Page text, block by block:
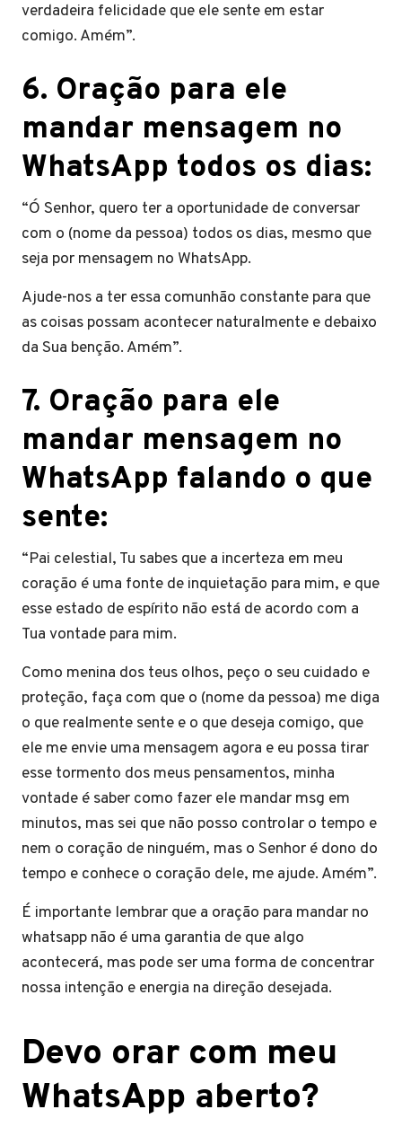
verdadeira felicidade que ele sente em estar
comigo. Amém”.
6. Oração para ele
mandar mensagem no
WhatsApp todos os dias:
“Ó Senhor, quero ter a oportunidade de conversar
com o (nome da pessoa) todos os dias, mesmo que
seja por mensagem no WhatsApp.
Ajude-nos a ter essa comunhão constante para que
as coisas possam acontecer naturalmente e debaixo
da Sua benção. Amém”.
7. Oração para ele
mandar mensagem no
WhatsApp falando o que
sente:
“Pai celestial, Tu sabes que a incerteza em meu
coração é uma fonte de inquietação para mim, e que
esse estado de espírito não está de acordo com a
Tua vontade para mim.
Como menina dos teus olhos, peço o seu cuidado e
proteção, faça com que o (nome da pessoa) me diga
o que realmente sente e o que deseja comigo, que
ele me envie uma mensagem agora e eu possa tirar
esse tormento dos meus pensamentos, minha
vontade é saber como fazer ele mandar msg em
minutos, mas sei que não posso controlar o tempo e
nem o coração de ninguém, mas o Senhor é dono do
tempo e conhece o coração dele, me ajude. Amém”.
É importante lembrar que a oração para mandar no
whatsapp não é uma garantia de que algo
acontecerá, mas pode ser uma forma de concentrar
nossa intenção e energia na direção desejada.
Devo orar com meu
WhatsApp aberto?